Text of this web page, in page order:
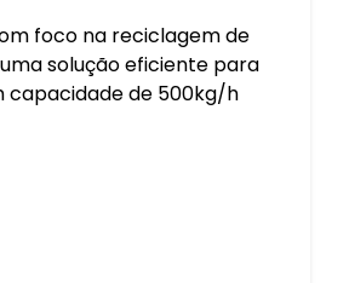
foco na reciclagem de
solução eficiente para
capacidade de 500kg/h